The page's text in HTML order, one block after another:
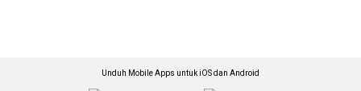
Unduh Mobile Apps untuk iOS dan Android